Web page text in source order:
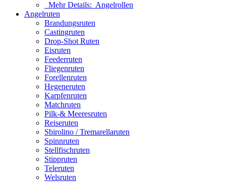
Mehr Details: Angelrollen
Angelruten
Brandungsruten
Castingruten
Drop-Shot Ruten
Eisruten
Feederruten
Fliegenruten
Forellenruten
Hegeneruten
Karpfenruten
Matchruten
Pilk-& Meeresruten
Reiseruten
Sbirolino / Tremarellaruten
Spinnruten
Stellfischruten
Stippruten
Teleruten
Welsruten